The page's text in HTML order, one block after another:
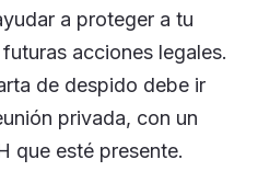
a proteger a tu
acciones legales.
de despido debe ir
privada, con un
que esté presente.